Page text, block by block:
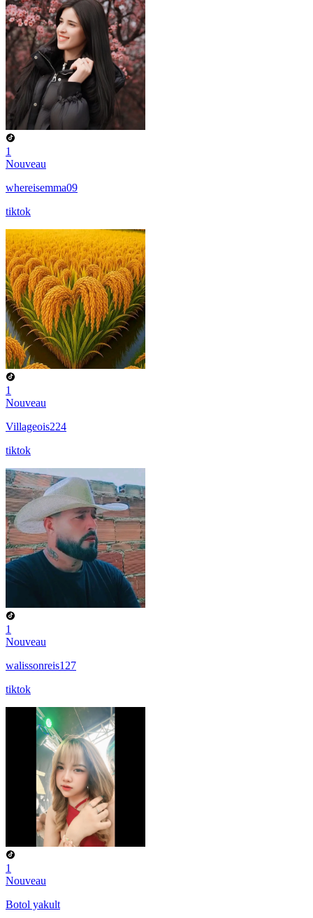
1
Nouveau
whereisemma09
tiktok
1
Nouveau
Villageois224
tiktok
1
Nouveau
walissonreis127
tiktok
1
Nouveau
Botol yakult